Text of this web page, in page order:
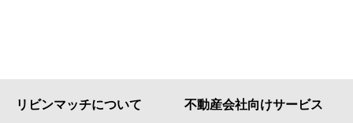
リビンマッチについて 不動産会社向けサービス